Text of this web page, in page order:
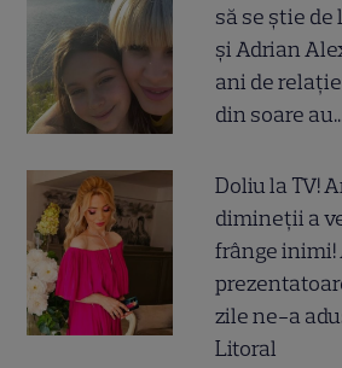
să se știe de
și Adrian
ani de
din soare
Doliu la TV!
dimineții a
frânge
zile ne-a
Litoral